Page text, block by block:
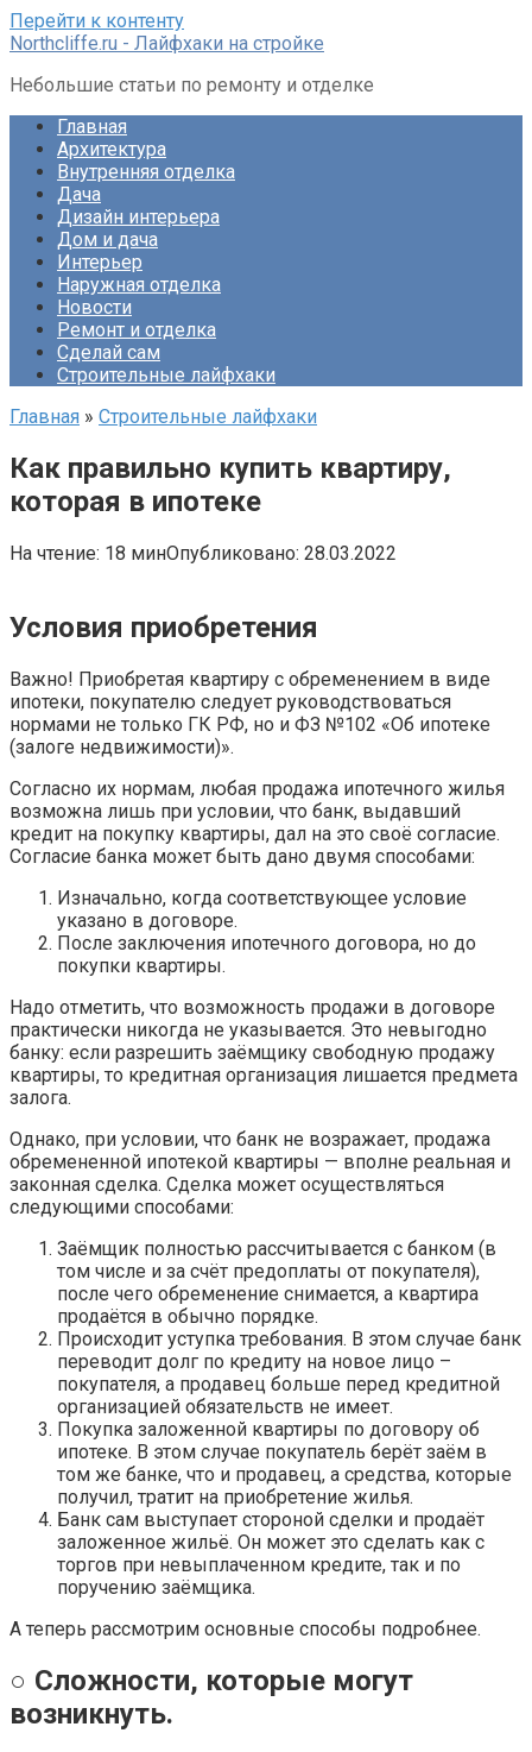
Перейти к контенту
Northcliffe.ru - Лайфхаки на стройке
Небольшие статьи по ремонту и отделке
Главная
Архитектура
Внутренняя отделка
Дача
Дизайн интерьера
Дом и дача
Интерьер
Наружная отделка
Новости
Ремонт и отделка
Сделай сам
Строительные лайфхаки
Главная » Строительные лайфхаки
Как правильно купить квартиру,
которая в ипотеке
На чтение: 18 минОпубликовано: 28.03.2022
Условия приобретения
Важно! Приобретая квартиру с обременением в виде
ипотеки, покупателю следует руководствоваться
нормами не только ГК РФ, но и ФЗ №102 «Об ипотеке
(залоге недвижимости)».
Согласно их нормам, любая продажа ипотечного жилья
возможна лишь при условии, что банк, выдавший
кредит на покупку квартиры, дал на это своё согласие.
Согласие банка может быть дано двумя способами:
Изначально, когда соответствующее условие
указано в договоре.
После заключения ипотечного договора, но до
покупки квартиры.
Надо отметить, что возможность продажи в договоре
практически никогда не указывается. Это невыгодно
банку: если разрешить заёмщику свободную продажу
квартиры, то кредитная организация лишается предмета
залога.
Однако, при условии, что банк не возражает, продажа
обремененной ипотекой квартиры — вполне реальная и
законная сделка. Сделка может осуществляться
следующими способами:
Заёмщик полностью рассчитывается с банком (в
том числе и за счёт предоплаты от покупателя),
после чего обременение снимается, а квартира
продаётся в обычно порядке.
Происходит уступка требования. В этом случае банк
переводит долг по кредиту на новое лицо –
покупателя, а продавец больше перед кредитной
организацией обязательств не имеет.
Покупка заложенной квартиры по договору об
ипотеке. В этом случае покупатель берёт заём в
том же банке, что и продавец, а средства, которые
получил, тратит на приобретение жилья.
Банк сам выступает стороной сделки и продаёт
заложенное жильё. Он может это сделать как с
торгов при невыплаченном кредите, так и по
поручению заёмщика.
А теперь рассмотрим основные способы подробнее.
○ Сложности, которые могут
возникнуть.